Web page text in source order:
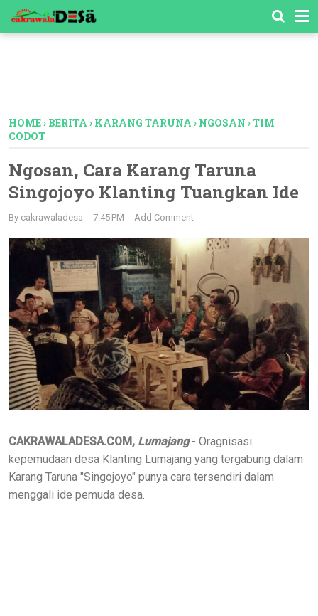
HOME› BERITA › KARANG TARUNA › NGOSAN ›TIM
CODOT
Ngosan, Cara Karang Taruna
Singojoyo Klanting Tuangkan Ide
By cakrawaladesa 7:45 PM Add Comment
CAKRAWALADESA.COM, Lumajang- Oragnisasi
kepemudaan desa Klanting Lumajang yang tergabung dalam
Karang Taruna "Singojoyo" punya cara tersendiri dalam
menggali ide pemuda desa.